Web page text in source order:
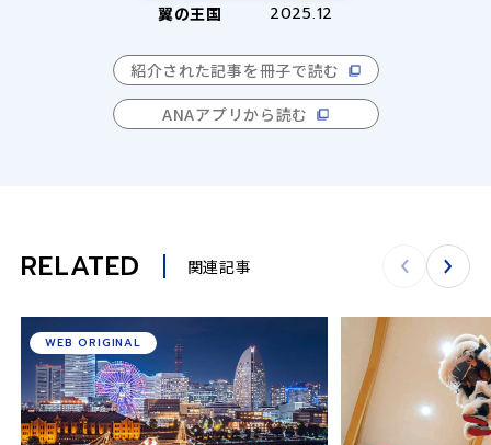
翼の王国 2025.12
紹介された記事を冊子で読む
ANAアプリから読む
RELATED 関連記事
WEB ORIGINAL